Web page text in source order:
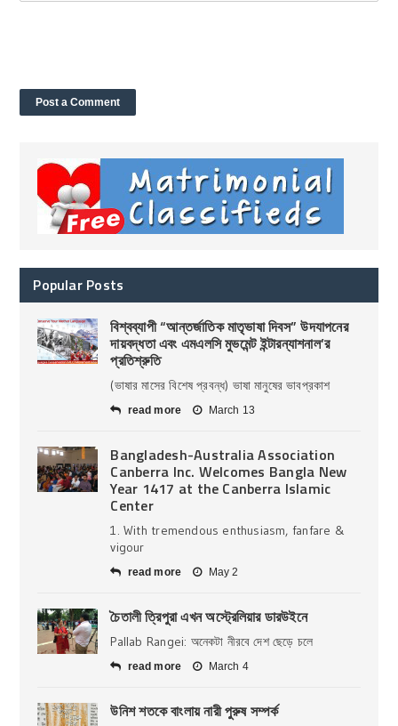
Popular Posts
বিশ্বব্যাপী “আন্তর্জাতিক মাতৃভাষা দিবস” উদযাপনের
দায়বদ্ধতা এবং এমএলসি মুভমেন্ট ইন্টারন্যাশনাল’র
প্রতিশ্রুতি
(ভাষার মাসের বিশেষ প্রবন্ধ) ভাষা মানুষের ভাবপ্রকাশ
read more March 13
Bangladesh-Australia Association
Canberra Inc. Welcomes Bangla New
Year 1417 at the Canberra Islamic
Center
1. With tremendous enthusiasm, fanfare &
vigour
read more May 2
চৈতালী ত্রিপুরা এখন অস্ট্রেলিয়ার ডারউইনে
Pallab Rangei: অনেকটা নীরবে দেশ ছেড়ে চলে
read more March 4
উনিশ শতকে বাংলায় নারী পুরুষ সম্পর্ক